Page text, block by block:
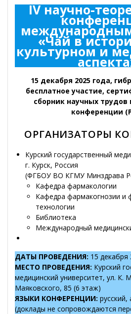
IV научно-
«Чай в
культурном и
15 декабря 2025 года,
бесплатное участие,
сборник научных
конференции
ОРГАНИЗАТОРЫ
Курский государственный
г. Курск, Россия
(ФГБОУ ВО КГМУ Минздрава
Кафедра фармакологии
Кафедра фармакогнозии и
технологии
Библиотека
Международный
ДАТЫ ПРОВЕДЕНИЯ: 15 декабря
МЕСТО ПРОВЕДЕНИЯ: Курский
медицинский университет, ул. К.
Маяковского, 85 (6 этаж)
ЯЗЫКИ КОНФЕРЕНЦИИ: русский,
(доклады не сопровождаются